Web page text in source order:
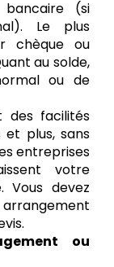
(si
Le plus
chèque ou
au solde,
ou de
des facilités
plus, sans
entreprises
votre
Vous devez
ou